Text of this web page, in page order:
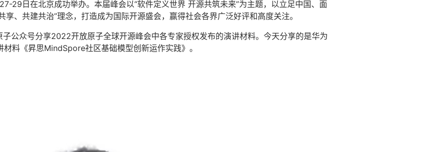
29日在北京成功举办。本届峰会以“软件定义世界 开源共筑未来”为主题，以立足中国、面
、共建共治”理念，打造成为国际开源盛会，赢得社会各界广泛好评和高度关注。
公众号分享2022开放原子全球开源峰会中各专家授权发布的演讲材料。今天分享的是华为
料《昇思MindSpore社区基础模型创新运作实践》。